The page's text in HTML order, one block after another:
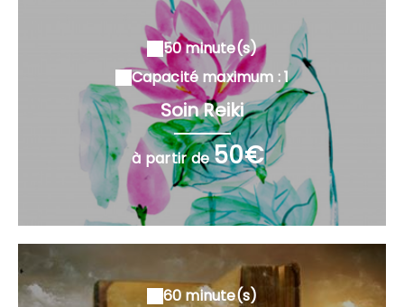
50 minute(s)
Capacité maximum : 1
Soin Reiki
à partir de50€
60 minute(s)